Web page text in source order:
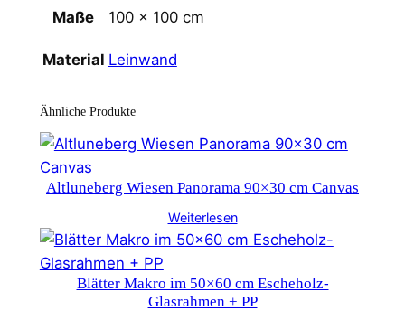
Maße 100 × 100 cm
Material Leinwand
Ähnliche Produkte
Altluneberg Wiesen Panorama 90×30 cm Canvas
Weiterlesen
Blätter Makro im 50×60 cm Escheholz-
Glasrahmen + PP